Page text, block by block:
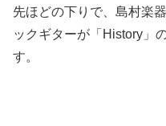
先ほどの下りで、島村楽
ックギターが「History」
す。